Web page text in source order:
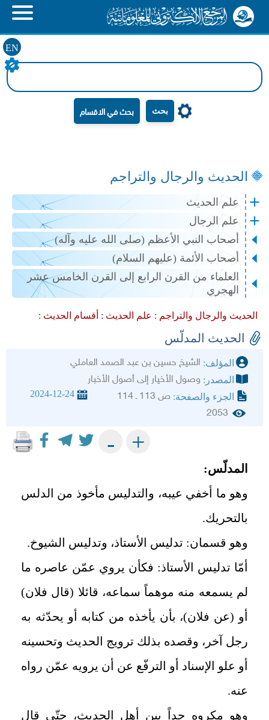
EN
بحث
الحديث والرجال والتراجم
علم الحديث
علم الرجال
أصحاب النبي الأعظم (صلى الله عليه وآله)
أصحاب الأئمة (عليهم السلام)
العلماء من القرن الرابع إلى القرن الخامس عشر
الهجري
الحديث والرجال والتراجم : علم الحديث : أقسام الحديث :
الحديث المدلّس
المؤلف: الشيخ حسين بن عبد الصمد العاملي
المصدر: وصول الأخيار إلى أصول الأخبار
الجزء والصفحة: ص 113 ـ 114 2024-12-24
2053
+
-
المدلّس:
وهو ما أخفي عيبه، والتدليس مأخوذ من الدلس
بالتحريك.
وهو قسمان: تدليس الأستاذ، وتدليس الشيوخ.
أمّا تدليس الأستاذ: فكأن يروي عمّن عاصره ما
لم يسمعه منه موهماً سماعه، قائلا (قال فلان)
أو (عن فلان)، بأن يأخذه من كتابه أو يحدّثه به
رجل آخر، وقصده بذلك ترويج الحديث وتحسينه
أو علو الإسناد أو الترفّع عن أن يرويه عمّن رواه
عنه.
وهو مكروه جداً بين أهل الحديث، حتّى قال